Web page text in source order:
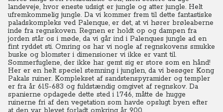
landeveje, hvor eneste udsigt er jungle og atter jungle. Helt
ufremkommelig jungle. Da vi kommer frem til dette fantastiske
paladskompleks ved Palenque, er det, at vi hører brøleaberne
inde fra regnskoven. Regnen er holdt op og dampen fra
jorden står os i møde, da vi går ind i Palenques jungle ad en
fint ryddet sti. Omring os har vi nogle af regnskovens smukke
buske og blomster i dimensioner vi ikke er vant til.
Sommerfuglene, der ikke har gemt sig er store som en hånd!
Her er en helt speciel stemning i junglen, da vi besøger Kong
Pakals ruiner. Komplekset af sandstenspyramider og templer
er fra år 615-683 og fuldstændig omgivet af regnskov. Da
spanierne opdagede dette sted i 1746, måtte de hugge
ruinerne fri af den vegetation som havde opslugt byen efter